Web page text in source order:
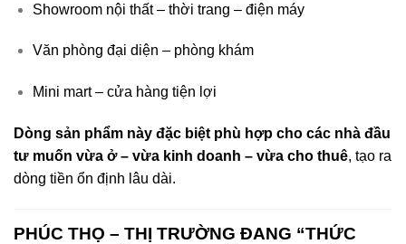
Showroom nội thất – thời trang – điện máy
Văn phòng đại diện – phòng khám
Mini mart – cửa hàng tiện lợi
Dòng sản phẩm này đặc biệt phù hợp cho các nhà đầu
tư muốn vừa ở – vừa kinh doanh – vừa cho thuê, tạo ra
dòng tiền ổn định lâu dài.
PHÚC THỌ – THỊ TRƯỜNG ĐANG “THỨC